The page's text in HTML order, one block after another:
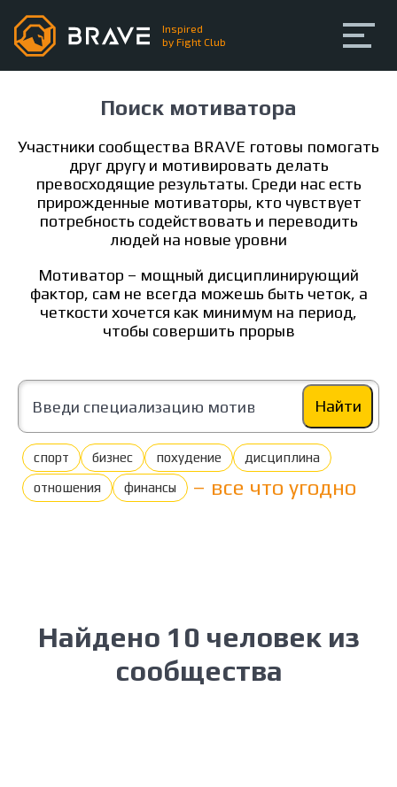
Inspired
by Fight Club
Тренинги
Сообщество
Регистрация Вход
Поиск мотиватора
Участники сообщества BRAVE готовы помогать
друг другу и мотивировать делать
превосходящие результаты. Среди нас есть
прирожденные мотиваторы, кто чувствует
потребность содействовать и переводить
людей на новые уровни
Мотиватор – мощный дисциплинирующий
фактор, сам не всегда можешь быть четок, а
четкости хочется как минимум на период,
чтобы совершить прорыв
Найти
спорт бизнес похудение
дисциплина
отношения
финансы – все что угодно
Найдено 10 человек из
сообщества